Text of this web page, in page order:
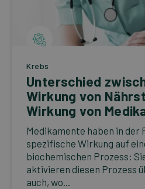
Krebs
Unterschied
Wirkung von
Wirkung von
Medikamente haben in der
spezifische Wirkung auf
biochemischen Prozess:
aktivieren diesen Prozess
auch, wo...